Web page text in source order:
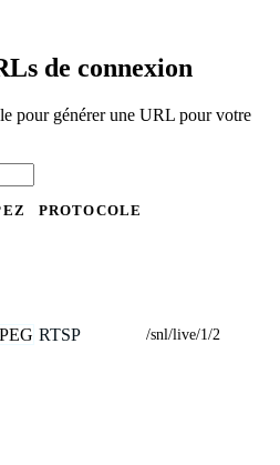
de connexion
pour générer une URL pour votre
PROTOCOLE
RTSP /snl/live/1/2